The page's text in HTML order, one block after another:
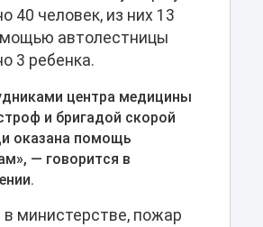
40 человек, из них 13
автолестницы
3 ребенка.
центра медицины
и бригадой скорой
оказана помощь
— говорится в
в министерстве, пожар